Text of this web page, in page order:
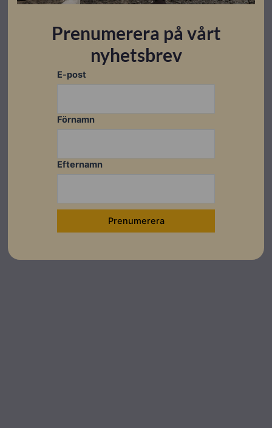
Prenumerera på vårt
nyhetsbrev
E-post
Förnamn
Efternamn